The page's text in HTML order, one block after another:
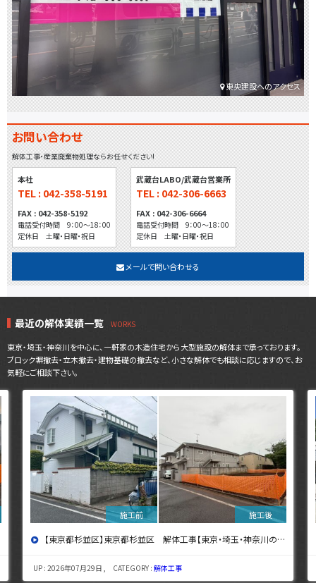
東央建設へのアクセス
お問い合わせ
解体工事・産業廃棄物処理ならお任せください!
本社
TEL : 042-358-5191
FAX : 042-358-5192
電話受付時間 9：00～18：00
定休日 土曜・日曜・祝日
武蔵台LABO/武蔵台営業所
TEL : 042-306-6663
FAX : 042-306-6664
電話受付時間 9：00～18：00
定休日 土曜・日曜・祝日
メールで問い合わせる
最近の解体実績一覧
東京・埼玉・神奈川を中心に、一軒家の木造住宅から大型施設の解体まで承っております。
ブロック塀撤去・立木撤去・建物基礎の撤去など、小さな解体でも相談に応じますので、お
気軽にご相談下さい。
【東京都杉並区】東京都杉並区 解体工事【東京・埼玉・神奈川の解体工事なら東央建設へ】
UP : 2026年07月29日 , CATEGORY :解体工事